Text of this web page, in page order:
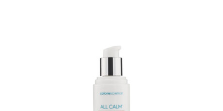
вибрати
на
сторінці
товару